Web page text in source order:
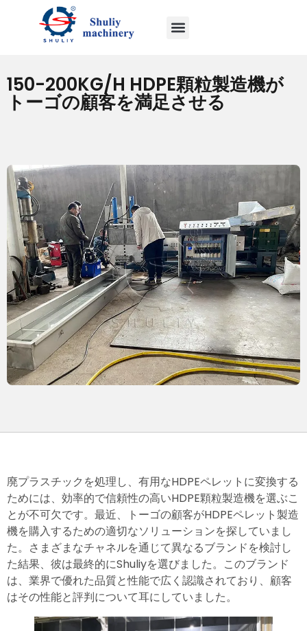
150-200KG/H HDPE顆粒製造機が
トーゴの顧客を満足させる
廃プラスチックを処理し、有用なHDPEペレットに変換する
ためには、効率的で信頼性の高いHDPE顆粒製造機を選ぶこ
とが不可欠です。最近、トーゴの顧客がHDPEペレット製造
機を購入するための適切なソリューションを探していまし
た。さまざまなチャネルを通じて異なるブランドを検討し
た結果、彼は最終的にShuliyを選びました。このブランド
は、業界で優れた品質と性能で広く認識されており、顧客
はその性能と評判について耳にしていました。